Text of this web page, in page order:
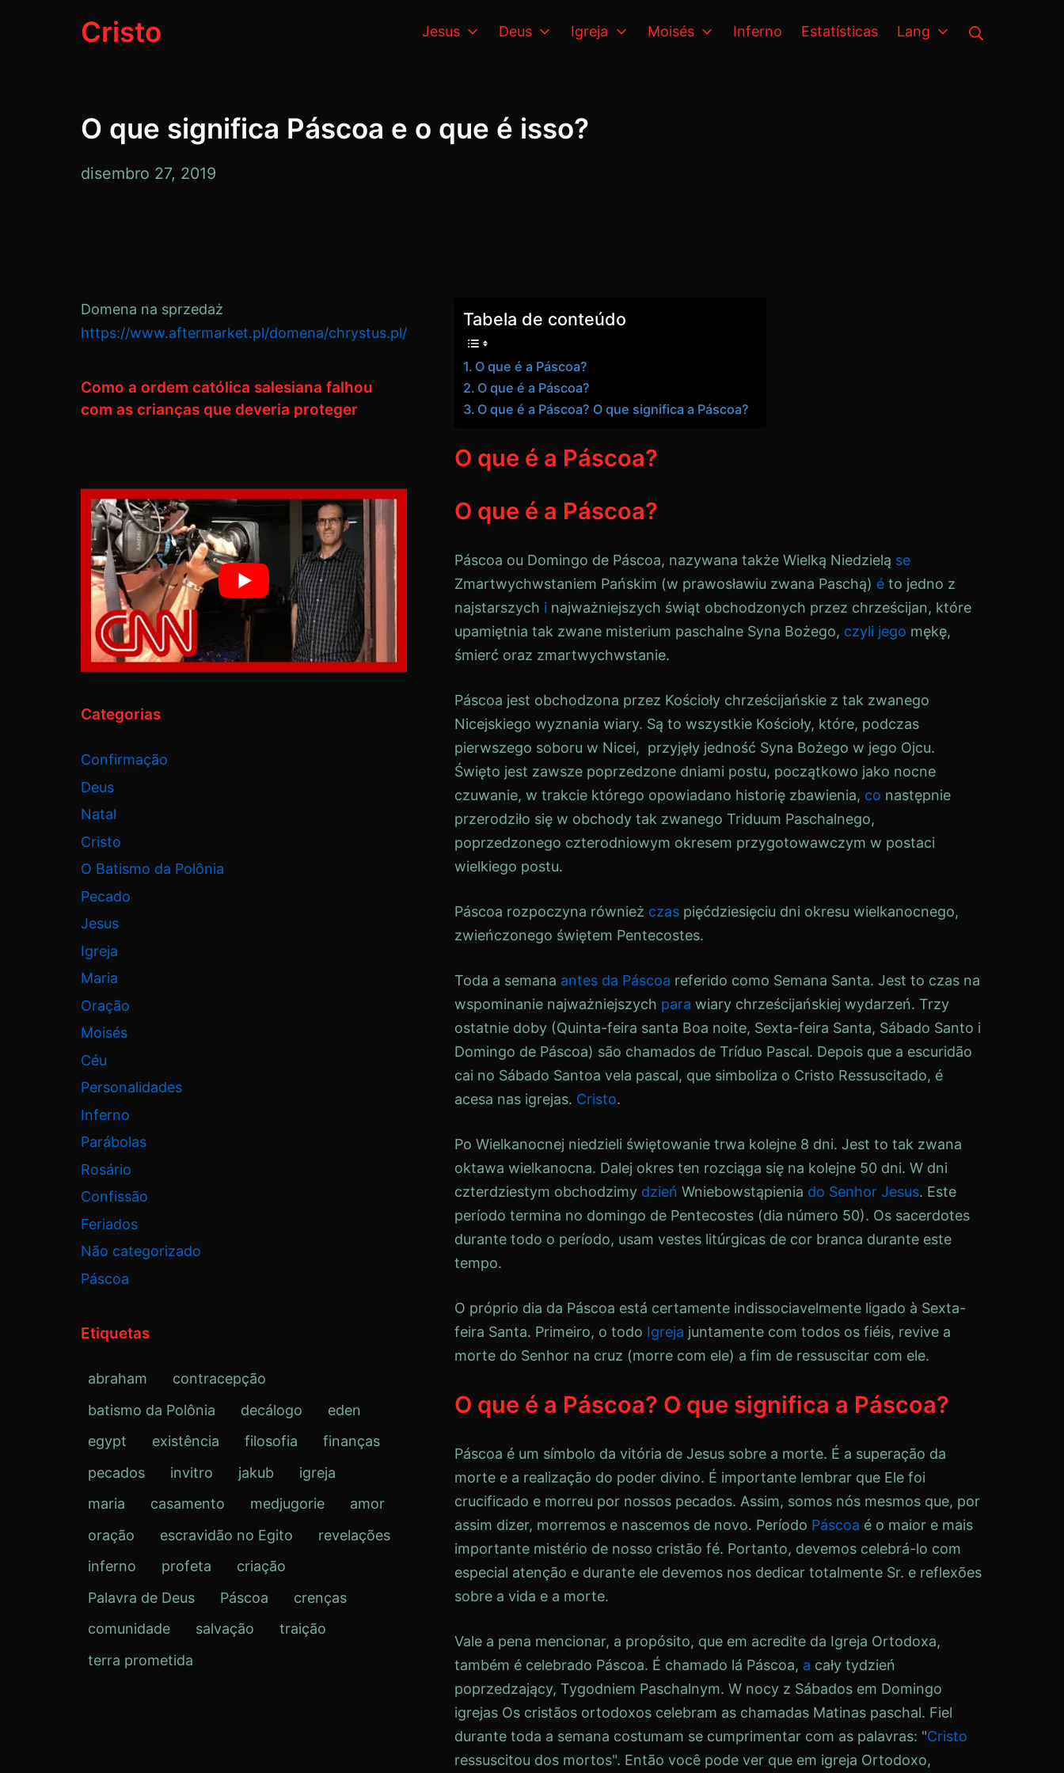
Cristo Jesus Deus Igreja Moisés Inferno Estatísticas Lang
O que significa Páscoa e o que é isso?
disembro 27, 2019
Tabela de conteúdo
O que é a Páscoa?
O que é a Páscoa?
O que é a Páscoa? O que significa a Páscoa?
O que é a Páscoa?
O que é a Páscoa?
Páscoa ou Domingo de Páscoa, nazywana także Wielką Niedzielą se
Zmartwychwstaniem Pańskim (w prawosławiu zwana Paschą) é to jedno z
najstarszych i najważniejszych świąt obchodzonych przez chrześcijan, które
upamiętnia tak zwane misterium paschalne Syna Bożego, czyli jego mękę,
śmierć oraz zmartwychwstanie.
Páscoa jest obchodzona przez Kościoły chrześcijańskie z tak zwanego
Nicejskiego wyznania wiary. Są to wszystkie Kościoły, które, podczas
pierwszego soboru w Nicei, przyjęły jedność Syna Bożego w jego Ojcu.
Święto jest zawsze poprzedzone dniami postu, początkowo jako nocne
czuwanie, w trakcie którego opowiadano historię zbawienia, co następnie
przerodziło się w obchody tak zwanego Triduum Paschalnego,
poprzedzonego czterodniowym okresem przygotowawczym w postaci
wielkiego postu.
Páscoa rozpoczyna również czas pięćdziesięciu dni okresu wielkanocnego,
zwieńczonego świętem Pentecostes.
Toda a semana antes da Páscoa referido como Semana Santa. Jest to czas na
wspominanie najważniejszych para wiary chrześcijańskiej wydarzeń. Trzy
ostatnie doby (Quinta-feira santa Boa noite, Sexta-feira Santa, Sábado Santo i
Domingo de Páscoa) são chamados de Tríduo Pascal. Depois que a escuridão
cai no Sábado Santoa vela pascal, que simboliza o Cristo Ressuscitado, é
acesa nas igrejas. Cristo.
Po Wielkanocnej niedzieli świętowanie trwa kolejne 8 dni. Jest to tak zwana
oktawa wielkanocna. Dalej okres ten rozciąga się na kolejne 50 dni. W dni
czterdziestym obchodzimy dzień Wniebowstąpienia do Senhor Jesus. Este
período termina no domingo de Pentecostes (dia número 50). Os sacerdotes
durante todo o período, usam vestes litúrgicas de cor branca durante este
tempo.
O próprio dia da Páscoa está certamente indissociavelmente ligado à Sexta-
feira Santa. Primeiro, o todo Igreja juntamente com todos os fiéis, revive a
morte do Senhor na cruz (morre com ele) a fim de ressuscitar com ele.
O que é a Páscoa? O que significa a Páscoa?
Páscoa é um símbolo da vitória de Jesus sobre a morte. É a superação da
morte e a realização do poder divino. É importante lembrar que Ele foi
crucificado e morreu por nossos pecados. Assim, somos nós mesmos que, por
assim dizer, morremos e nascemos de novo. Período Páscoa é o maior e mais
importante mistério de nosso cristão fé. Portanto, devemos celebrá-lo com
especial atenção e durante ele devemos nos dedicar totalmente Sr. e reflexões
sobre a vida e a morte.
Vale a pena mencionar, a propósito, que em acredite da Igreja Ortodoxa,
também é celebrado Páscoa. É chamado lá Páscoa, a cały tydzień
poprzedzający, Tygodniem Paschalnym. W nocy z Sábados em Domingo
igrejas Os cristãos ortodoxos celebram as chamadas Matinas paschal. Fiel
durante toda a semana costumam se cumprimentar com as palavras: "Cristo
ressuscitou dos mortos". Então você pode ver que em igreja Ortodoxo,
Domena na sprzedaż
https://www.aftermarket.pl/domena/chrystus.pl/
Como a ordem católica salesiana falhou
com as crianças que deveria proteger
Categorias
Confirmação
Deus
Natal
Cristo
O Batismo da Polônia
Pecado
Jesus
Igreja
Maria
Oração
Moisés
Céu
Personalidades
Inferno
Parábolas
Rosário
Confissão
Feriados
Não categorizado
Páscoa
Etiquetas
abraham
contracepção
batismo da Polônia
decálogo
eden
egypt
existência filosofia
finanças
pecados
invitro jakub
igreja
maria
casamento medjugorie
amor
oração
escravidão no Egito
revelações
inferno
profeta
criação
Palavra de Deus
Páscoa
crenças
comunidade
salvação
traição
terra prometida